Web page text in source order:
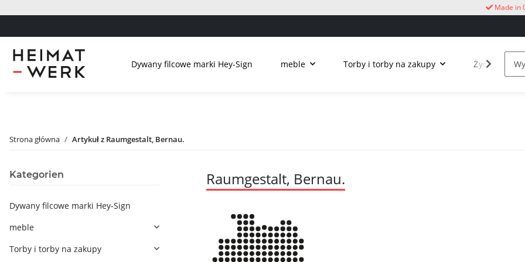
Made in
Dywany filcowe marki Hey-Sign meble Torby i torby na zakupy Życie na
Strona główna Artykuł z Raumgestalt, Bernau.
Raumgestalt, Bernau.
Kategorien
Dywany filcowe marki Hey-Sign
meble
Torby i torby na zakupy